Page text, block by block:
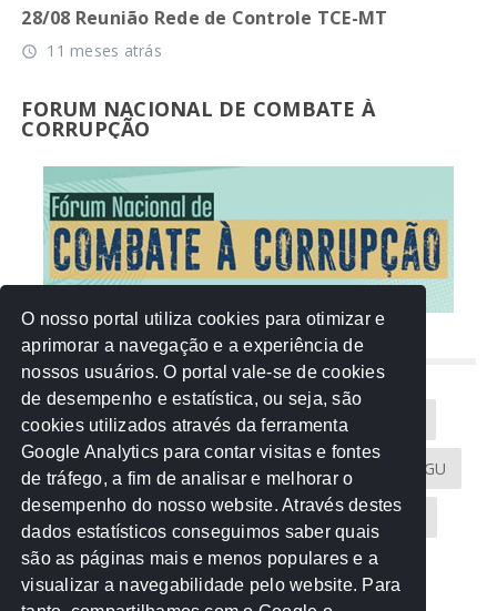
28/08 Reunião Rede de Controle TCE-MT
access_time 11 meses atrás
FORUM NACIONAL DE COMBATE À
CORRUPÇÃO
NUVEM DE TAGS
Acontece na Rede AGU AMM
Atricon Audicom CAU-MT CGU
CREA-MT Eventos MPC-MT MPE-MT
MPF Notícias PF PGE-MT PGR
O nosso portal utiliza cookies para otimizar e
aprimorar a navegação e a experiência de
nossos usuários. O portal vale-se de cookies
de desempenho e estatística, ou seja, são
cookies utilizados através da ferramenta
Google Analytics para contar visitas e fontes
de tráfego, a fim de analisar e melhorar o
desempenho do nosso website. Através destes
dados estatísticos conseguimos saber quais
são as páginas mais e menos populares e a
visualizar a navegabilidade pelo website. Para